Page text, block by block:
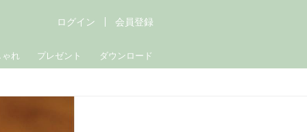
ゃれ プレゼント ダウンロード
ログイン 会員登録